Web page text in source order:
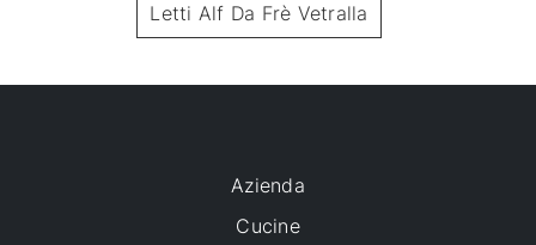
Letti Alf Da Frè Vetralla
Azienda
Cucine